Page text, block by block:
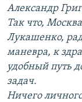
Александр
Так что,
Лукашенко,
маневра, к
удобный путь
задач.
Ничего